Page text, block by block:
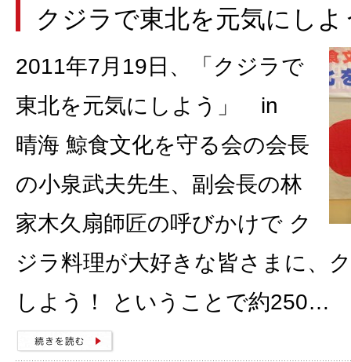
クジラで東北を元気にしよ
2011年7月19日、「クジラで
東北を元気にしよう」 in
晴海 鯨食文化を守る会の会長
の小泉武夫先生、副会長の林
家木久扇師匠の呼びかけで ク
ジラ料理が大好きな皆さまに、
しよう！ ということで約250…